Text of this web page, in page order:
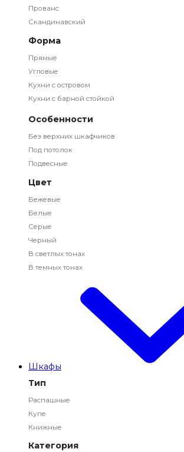
Прованс
Скандинавский
Форма
Прямые
Угловые
Кухни с островом
Кухни с барной стойкой
Особенности
Без верхних шкафчиков
Под потолок
Подвесные
Цвет
Бежевые
Белые
Серые
Черный
В светлых тонах
В темных тонах
Шкафы
Тип
Распашные
Купе
Книжные
Категория